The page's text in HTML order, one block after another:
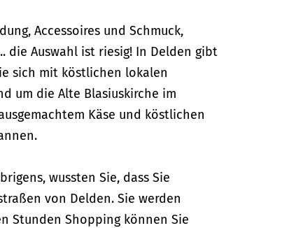
Accessoires und Schmuck,
die Auswahl ist riesig! In Delden gibt
sich mit köstlichen lokalen
um die Alte Blasiuskirche im
Käse und köstlichen
wussten Sie, dass Sie
von Delden. Sie werden
Stunden Shopping können Sie